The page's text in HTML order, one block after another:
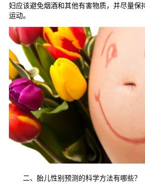
妇应该避免烟酒和其他有害物质，并尽量保
运动。
二、胎儿性别预测的科学方法有哪些？